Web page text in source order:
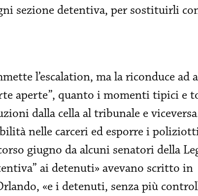
sezione detentiva, per sostituirli
l’escalation, ma la riconduce ad
aperte”, quanto i momenti tipici e
dalla cella al tribunale e
nelle carceri ed esporre i
giugno da alcuni senatori della
ai detenuti» avevano scritto in
«e i detenuti, senza più